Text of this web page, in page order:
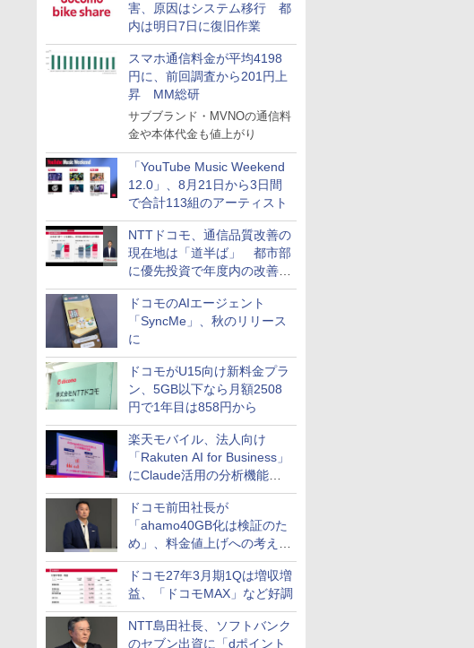
害、原因はシステム移行 都
内は明日7日に復旧作業
スマホ通信料金が平均4198
円に、前回調査から201円上
昇 MM総研
サブブランド・MVNOの通信料
金や本体代金も値上がり
「YouTube Music Weekend
12.0」、8月21日から3日間
で合計113組のアーティスト
NTTドコモ、通信品質改善の
現在地は「道半ば」 都市部
に優先投資で年度内の改善目
指す
ドコモのAIエージェント
「SyncMe」、秋のリリース
に
ドコモがU15向け新料金プラ
ン、5GB以下なら月額2508
円で1年目は858円から
楽天モバイル、法人向け
「Rakuten AI for Business」
にClaude活用の分析機能な
どを追加
ドコモ前田社長が
「ahamo40GB化は検証のた
め」、料金値上げへの考え方
にも言及
ドコモ27年3月期1Qは増収増
益、「ドコモMAX」など好調
NTT島田社長、ソフトバンク
のセブン出資に「dポイント